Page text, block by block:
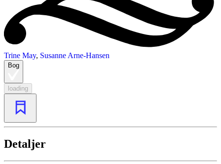
Trine May, Susanne Arne-Hansen
Bog
loading
Detaljer